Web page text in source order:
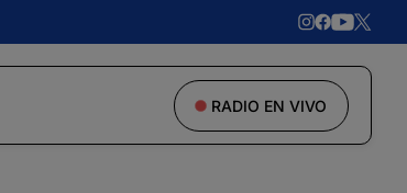
RADIO EN VIVO